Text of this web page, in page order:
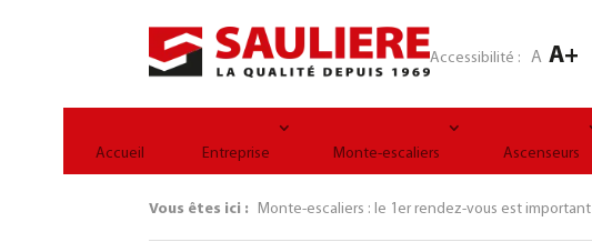
Accessibilité :A A+
Accueil Entreprise Monte-escaliers Ascenseurs
Vous êtes ici : Monte-escaliers : le 1er rendez-vous est important